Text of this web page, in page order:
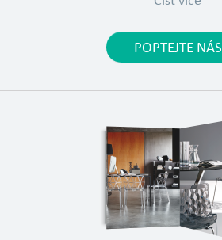
POPTEJTE NÁS